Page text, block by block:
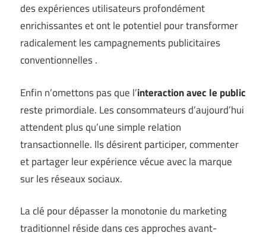
des expériences utilisateurs profondément
enrichissantes et ont le potentiel pour transformer
radicalement les campagnements publicitaires
conventionnelles .
Enfin n’omettons pas que l’interaction avec le public
reste primordiale. Les consommateurs d’aujourd’hui
attendent plus qu’une simple relation
transactionnelle. Ils désirent participer, commenter
et partager leur expérience vécue avec la marque
sur les réseaux sociaux.
La clé pour dépasser la monotonie du marketing
traditionnel réside dans ces approches avant-